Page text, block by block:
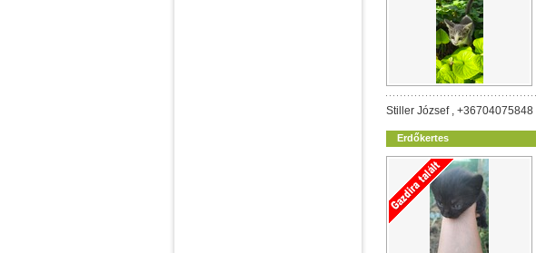
Stiller József , +36704075848
Erdőkertes